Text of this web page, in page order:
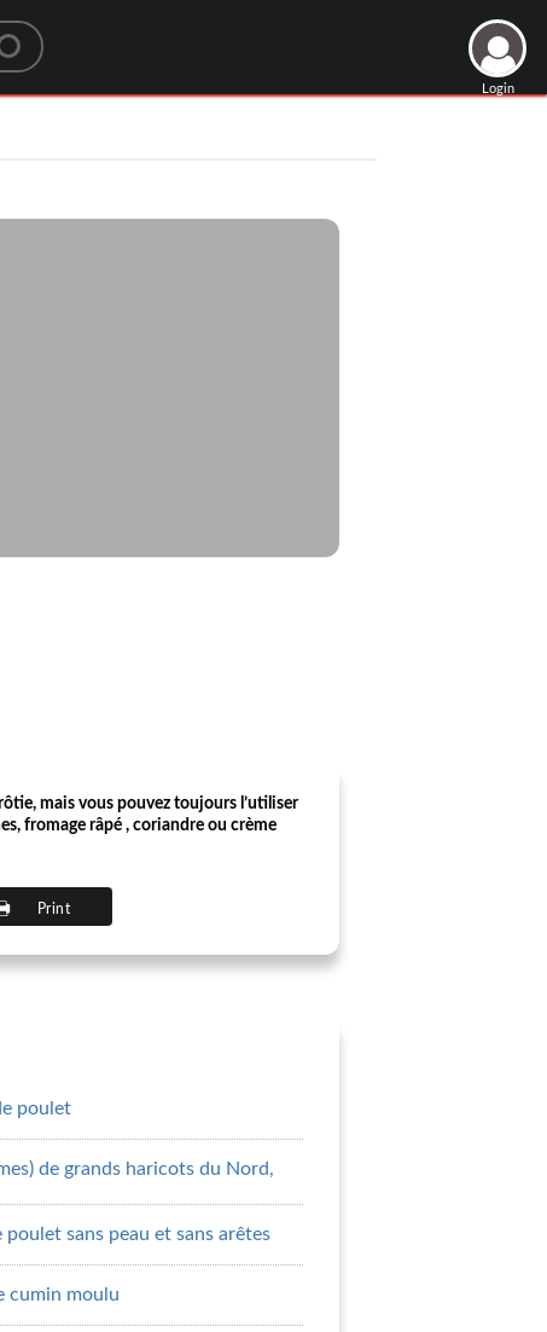
Login
mais vous pouvez toujours l’utiliser
fromage râpé , coriandre ou crème
Print
poulet
de grands haricots du Nord,
sans peau et sans arêtes
cumin moulu